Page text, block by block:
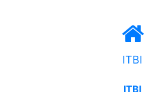
ITBI
ITBI